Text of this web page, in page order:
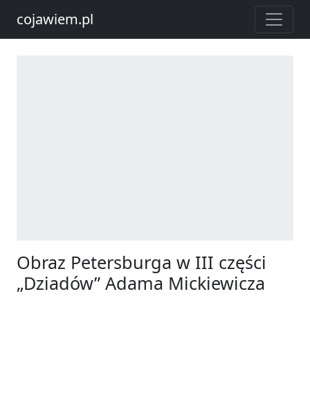
cojawiem.pl
Obraz Petersburga w III części
„Dziadów” Adama Mickiewicza